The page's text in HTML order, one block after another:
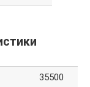
35500